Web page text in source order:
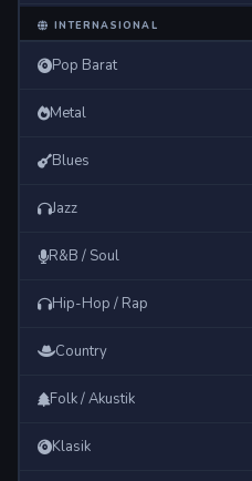
INTERNASIONAL
Pop Barat
Metal
Blues
Jazz
R&B / Soul
Hip-Hop / Rap
Country
Folk / Akustik
Klasik